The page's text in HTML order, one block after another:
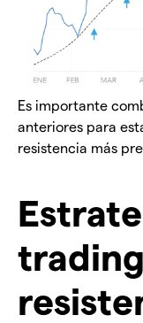
Es importante
anteriores para
resistencia más